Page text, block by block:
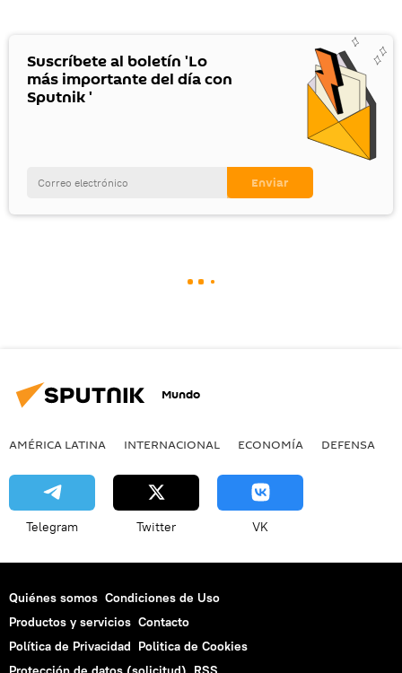
Suscríbete al boletín 'Lo
más importante del día con
Sputnik '
Mundo
AMÉRICA LATINA INTERNACIONAL ECONOMÍA DEFENSA
Telegram Twitter VK
Quiénes somos Condiciones de Uso
Productos y servicios Contacto
Política de Privacidad Politica de Cookies